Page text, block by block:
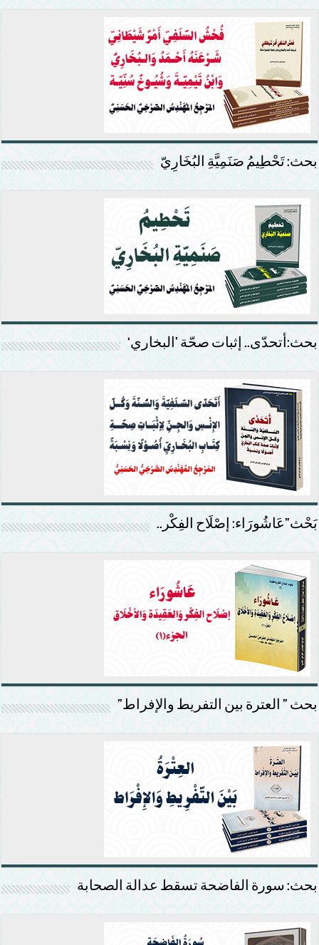
بحث: تَحْطِيمُ صَنَمِيَّةِ البُخَارِيّ
بحث:أتحدّى.. إثبات صحّة ’البخاري‘
بَحْث”عَاشُورَاء: إصْلَاح الفِكْر..
بحث ” العترة بين التفريط والإفراط”
بحث: سورة الفاضحة تسقط عدالة الصحابة